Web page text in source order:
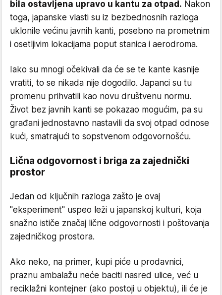
bila ostavljena upravo u kantu za otpad. Nakon
toga, japanske vlasti su iz bezbednosnih razloga
uklonile većinu javnih kanti, posebno na prometnim
i osetljivim lokacijama poput stanica i aerodroma.
Iako su mnogi očekivali da će se te kante kasnije
vratiti, to se nikada nije dogodilo. Japanci su tu
promenu prihvatili kao novu društvenu normu.
Život bez javnih kanti se pokazao mogućim, pa su
građani jednostavno nastavili da svoj otpad odnose
kući, smatrajući to sopstvenom odgovornošću.
Lična odgovornost i briga za zajednički
prostor
Jedan od ključnih razloga zašto je ovaj
"eksperiment" uspeo leži u japanskoj kulturi, koja
snažno ističe značaj lične odgovornosti i poštovanja
zajedničkog prostora.
Ako neko, na primer, kupi piće u prodavnici,
praznu ambalažu neće baciti nasred ulice, već u
reciklažni kontejner (ako postoji u objektu), ili će je